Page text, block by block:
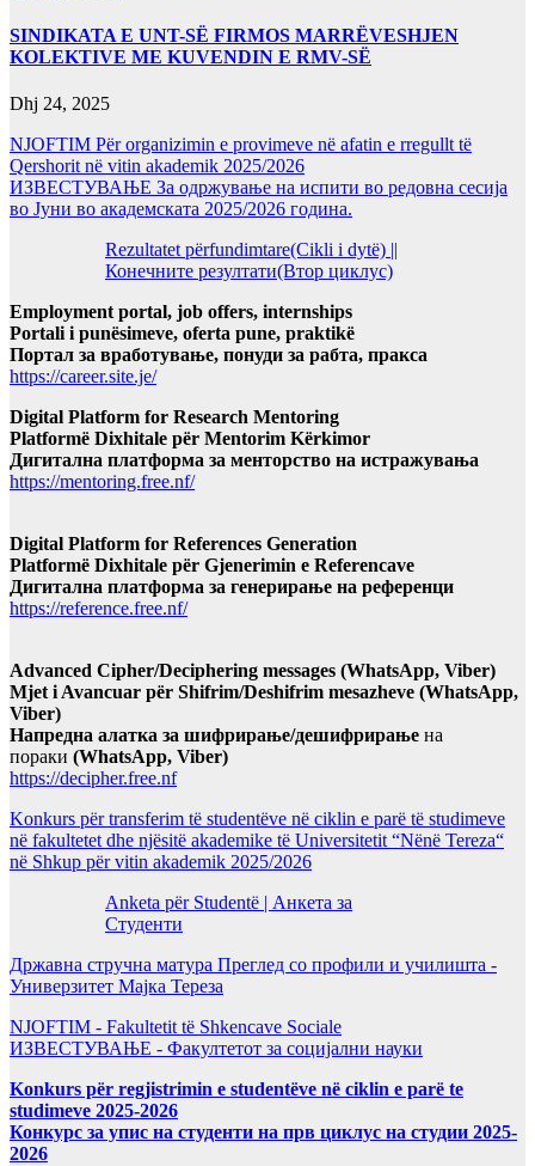
SINDIKATA E UNT-SË FIRMOS MARRËVESHJEN
KOLEKTIVE ME KUVENDIN E RMV-SË
Dhj 24, 2025
NJOFTIM Për organizimin e provimeve në afatin e rregullt të
Qershorit në vitin akademik 2025/2026
ИЗВЕСТУВАЊЕ За одржување на испити во редовна сесија
во Јуни во академската 2025/2026 година.
Rezultatet përfundimtare(Cikli i dytë) ||
Конечните резултати(Втор циклус)
Employment portal, job offers, internships
Portali i punësimeve, oferta pune, praktikë
Портал за вработување, понуди за рабта, пракса
https://career.site.je/
Digital Platform for Research Mentoring
Platformë Dixhitale për Mentorim Kërkimor
Дигитална платформа за менторство на истражувања
https://mentoring.free.nf/
Digital Platform for References Generation
Platformë Dixhitale për Gjenerimin e Referencave
Дигитална платформа за генерирање на референци
https://reference.free.nf/
Advanced Cipher/Deciphering messages (WhatsApp, Viber)
Mjet i Avancuar për Shifrim/Deshifrim mesazheve (WhatsApp,
Viber)
Напредна алатка за шифрирање/дешифрирање на
пораки (WhatsApp, Viber)
https://decipher.free.nf
Konkurs për transferim të studentëve në ciklin e parë të studimeve
në fakultetet dhe njësitë akademike të Universitetit “Nënë Tereza“
në Shkup për vitin akademik 2025/2026
Anketa për Studentë | Анкета за
Студенти
Државна стручна матура Преглед со профили и училишта -
Универзитет Мајка Тереза
NJOFTIM - Fakultetit të Shkencave Sociale
ИЗВЕСТУВАЊЕ - Факултетот за социјални науки
Konkurs për regjistrimin e studentëve në ciklin e parë te
studimeve 2025-2026
Конкурс за упис на студенти на прв циклус на студии 2025-
2026